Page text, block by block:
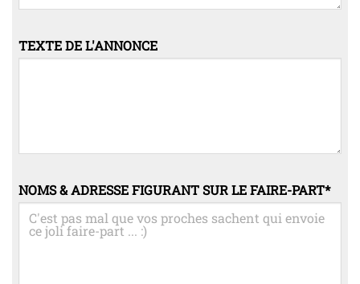
TEXTE DE L'ANNONCE
NOMS & ADRESSE FIGURANT SUR LE FAIRE-PART*